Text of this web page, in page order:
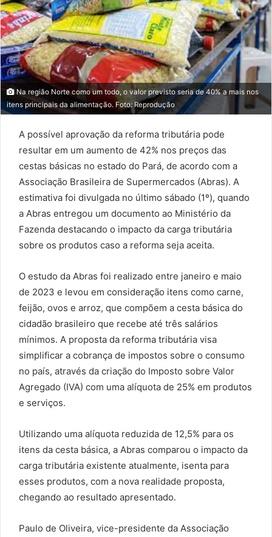
Na região Norte como um todo, o valor previsto seria de 40% a mais nos
itens principais da alimentação. Foto: Reprodução
A possível aprovação da reforma tributária pode
resultar em um aumento de 42% nos preços das
cestas básicas no estado do Pará, de acordo com a
Associação Brasileira de Supermercados (Abras). A
estimativa foi divulgada no último sábado (1º), quando
a Abras entregou um documento ao Ministério da
Fazenda destacando o impacto da carga tributária
sobre os produtos caso a reforma seja aceita.
O estudo da Abras foi realizado entre janeiro e maio
de 2023 e levou em consideração itens como carne,
feijão, ovos e arroz, que compõem a cesta básica do
cidadão brasileiro que recebe até três salários
mínimos. A proposta da reforma tributária visa
simplificar a cobrança de impostos sobre o consumo
no país, através da criação do Imposto sobre Valor
Agregado (IVA) com uma alíquota de 25% em produtos
e serviços.
Utilizando uma alíquota reduzida de 12,5% para os
itens da cesta básica, a Abras comparou o impacto da
carga tributária existente atualmente, isenta para
esses produtos, com a nova realidade proposta,
chegando ao resultado apresentado.
Paulo de Oliveira, vice-presidente da Associação